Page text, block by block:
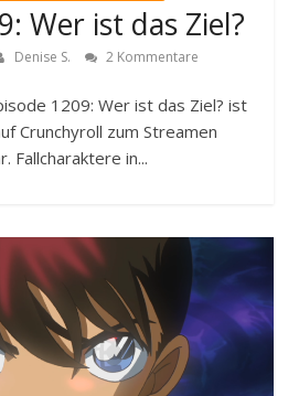
Wer ist das Ziel?
Denise S. 2 Kommentare
1209: Wer ist das Ziel? ist
Crunchyroll zum Streamen
Fallcharaktere in...